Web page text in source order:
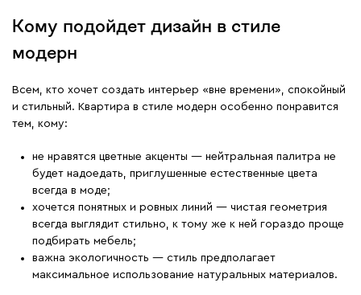
Кому подойдет дизайн в стиле
модерн
Всем, кто хочет создать интерьер «вне времени», спокойный
и стильный. Квартира в стиле модерн особенно понравится
тем, кому:
не нравятся цветные акценты — нейтральная палитра не
будет надоедать, приглушенные естественные цвета
всегда в моде;
хочется понятных и ровных линий — чистая геометрия
всегда выглядит стильно, к тому же к ней гораздо проще
подбирать мебель;
важна экологичность — стиль предполагает
максимальное использование натуральных материалов.